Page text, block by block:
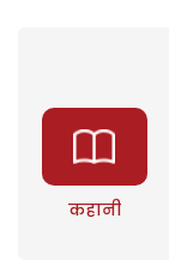
कहानी